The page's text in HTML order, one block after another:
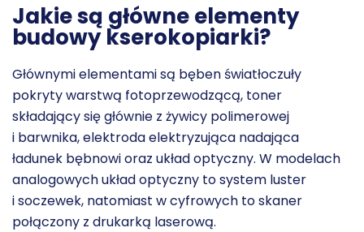
Jakie są główne elementy
budowy kserokopiarki?
Głównymi elementami są bęben światłoczuły
pokryty warstwą fotoprzewodzącą, toner
składający się głównie z żywicy polimerowej
i barwnika, elektroda elektryzująca nadająca
ładunek bębnowi oraz układ optyczny. W modelach
analogowych układ optyczny to system luster
i soczewek, natomiast w cyfrowych to skaner
połączony z drukarką laserową.